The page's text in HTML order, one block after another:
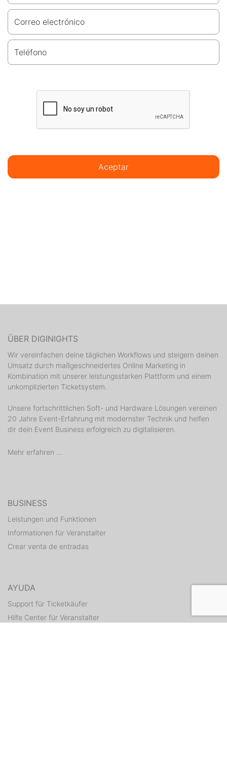
Correo electrónico
Teléfono
Aceptar
ÜBER DIGINIGHTS
Wir vereinfachen deine täglichen Workflows und steigern deinen
Umsatz durch maßgeschneidertes Online Marketing in
Kombination mit unserer leistungsstarken Plattform und einem
unkomplizierten Ticketsystem.
Unsere fortschrittlichen Soft- und Hardware Lösungen vereinen
20 Jahre Event-Erfahrung mit modernster Technik und helfen
dir dein Event Business erfolgreich zu digitalisieren.
Mehr erfahren ...
BUSINESS
Leistungen und Funktionen
Informationen für Veranstalter
Crear venta de entradas
AYUDA
Support für Ticketkäufer
Hilfe Center für Veranstalter